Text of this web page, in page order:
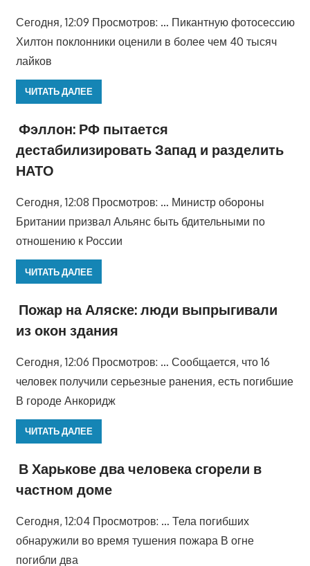
Сегодня, 12:09 Просмотров: … Пикантную фотосессию
Хилтон поклонники оценили в более чем 40 тысяч
лайков
ЧИТАТЬ ДАЛЕЕ
Фэллон: РФ пытается
дестабилизировать Запад и разделить
НАТО
Сегодня, 12:08 Просмотров: … Министр обороны
Британии призвал Альянс быть бдительными по
отношению к России
ЧИТАТЬ ДАЛЕЕ
Пожар на Аляске: люди выпрыгивали
из окон здания
Сегодня, 12:06 Просмотров: … Сообщается, что 16
человек получили серьезные ранения, есть погибшие
В городе Анкоридж
ЧИТАТЬ ДАЛЕЕ
В Харькове два человека сгорели в
частном доме
Сегодня, 12:04 Просмотров: … Тела погибших
обнаружили во время тушения пожара В огне
погибли два